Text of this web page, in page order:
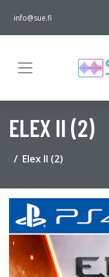
info@sue.fi
ELEX II (2)
Elex II (2)